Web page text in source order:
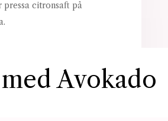
citronsaft på
Avokado